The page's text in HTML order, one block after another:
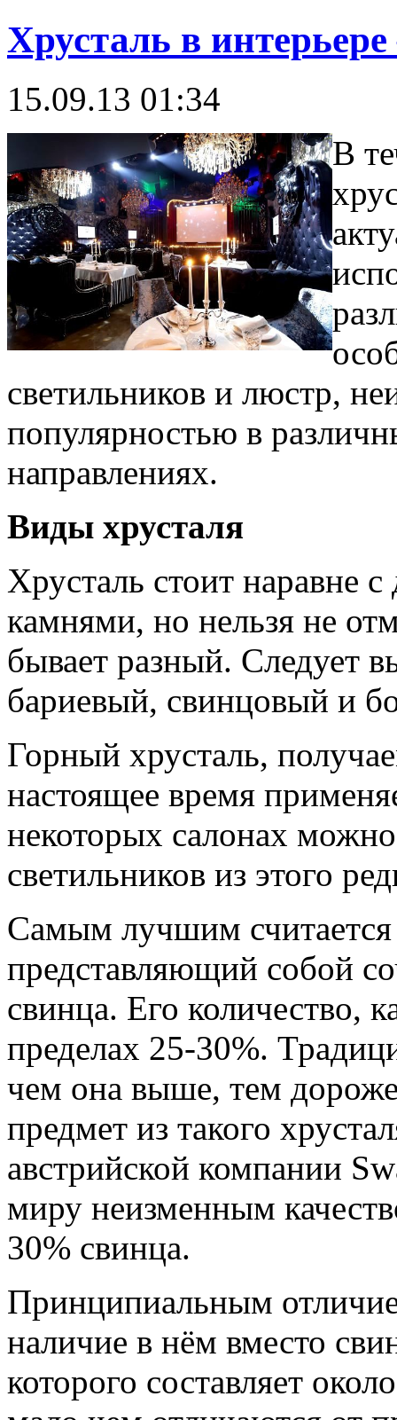
Хрусталь в
15.09.13 01:34
В
светильников и люстр,
популярностью в
направлениях.
Виды хрусталя
Хрусталь стоит наравне
камнями, но нельзя не
бывает разный. Следует
бариевый, свинцовый и
Горный хрусталь,
настоящее время
некоторых салонах
светильников из этого
Самым лучшим считается
представляющий собой
свинца. Его количество,
пределах 25-30%.
чем она выше, тем дороже
предмет из такого
австрийской компании
миру неизменным
30% свинца.
Принципиальным
наличие в нём вместо
которого составляет